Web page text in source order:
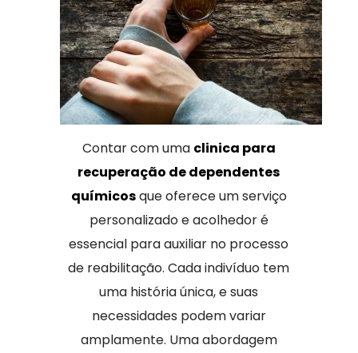
Contar com uma clinica para
recuperação de dependentes
químicosque oferece um serviço
personalizado e acolhedor é
essencial para auxiliar no processo
de reabilitação. Cada indivíduo tem
uma história única, e suas
necessidades podem variar
amplamente. Uma abordagem